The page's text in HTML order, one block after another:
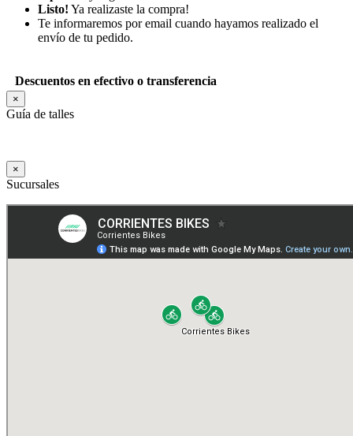
Listo! Ya realizaste la compra!
Te informaremos por email cuando hayamos realizado el
envío de tu pedido.
Descuentos en efectivo o transferencia
×
Guía de talles
×
Sucursales